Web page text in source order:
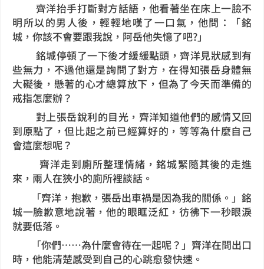
齊洋抬手打斷對方話語，他看著坐在床上一臉不
明所以的男人後，輕輕地嘆了一口氣，他問：「銘
城，你該不會要跟我說，阿岳他失憶了吧?」
銘城停頓了一下後才緩緩點頭，齊洋見狀感到有
些無力，不過他還是詢問了對方，在得知張岳身體無
大礙後，懸著的心才總算放下，但為了今天而準備的
戒指怎麼辦？
對上張岳銳利的目光，齊洋知道他們的感情又回
到原點了，但比起之前已經算好的，等等為什麼自己
會這麼想呢？
齊洋走到廁所整理情緒，銘城緊隨其後的走進
來，兩人在狹小的廁所裡談話。
「齊洋，抱歉，張岳出車禍是因為我的關係。」銘
城一臉歉意地說著，他的眼眶泛紅，彷彿下一秒眼淚
就要低落。
「你們……為什麼會待在一起呢？」齊洋在問出口
時，他能清楚感受到自己的心跳愈發快速。